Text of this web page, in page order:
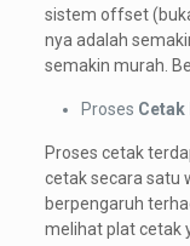
sistem offset
nya adalah
semakin murah.
Proses Cetak
Proses cetak
cetak secara satu
berpengaruh
melihat plat cetak